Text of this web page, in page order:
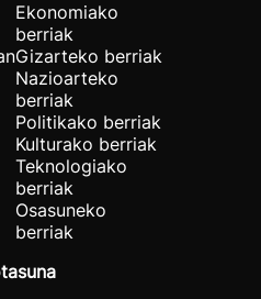
Ekonomiako
berriak
Gizarteko berriak
Nazioarteko
berriak
Politikako berriak
Kulturako berriak
Teknologiako
berriak
Osasuneko
berriak